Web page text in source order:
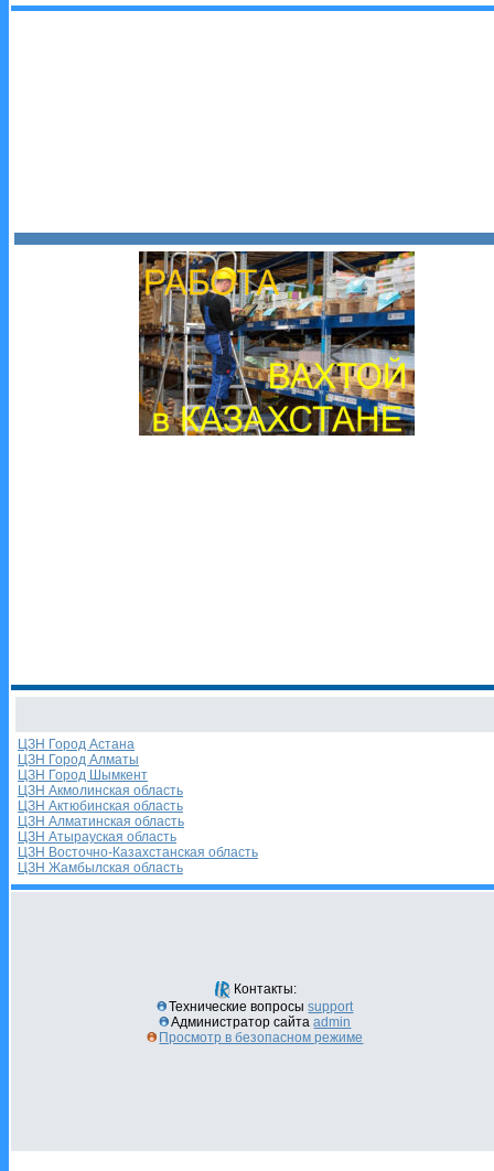
ЦЗН Город Астана
ЦЗН Город Алматы
ЦЗН Город Шымкент
ЦЗН Акмолинская область
ЦЗН Актюбинская область
ЦЗН Алматинская область
ЦЗН Атырауская область
ЦЗН Восточно-Казахстанская область
ЦЗН Жамбылская область
Контакты:
Технические вопросыsupport
Администратор сайтаadmin
Просмотр в безопасном режиме